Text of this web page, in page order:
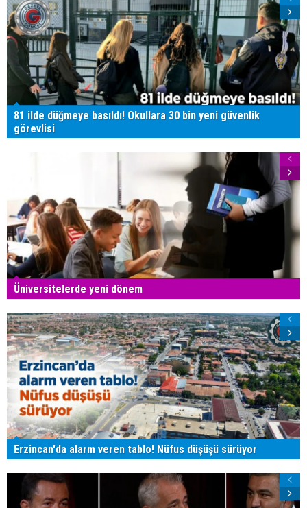
81 ilde düğmeye basıldı! Okullara 30 bin yeni güvenlik
görevlisi
Üniversitelerde yeni dönem
Erzincan'da alarm veren tablo! Nüfus düşüşü sürüyor